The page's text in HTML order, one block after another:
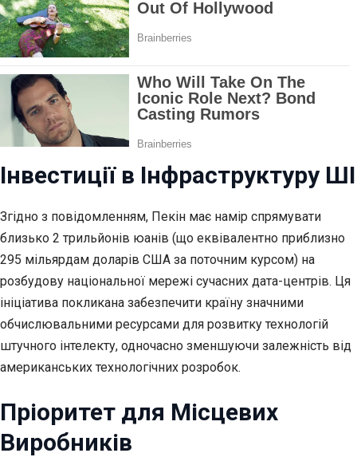
Інвестиції в Інфраструктуру ШІ
Згідно з повідомленням, Пекін має намір спрямувати
близько 2 трильйонів юанів (що еквівалентно приблизно
295 мільярдам доларів США за поточним курсом) на
розбудову національної мережі сучасних дата-центрів. Ця
ініціатива покликана забезпечити країну значними
обчислювальними ресурсами для розвитку технологій
штучного інтелекту, одночасно зменшуючи залежність від
американських технологічних розробок.
Пріоритет для Місцевих
Виробників